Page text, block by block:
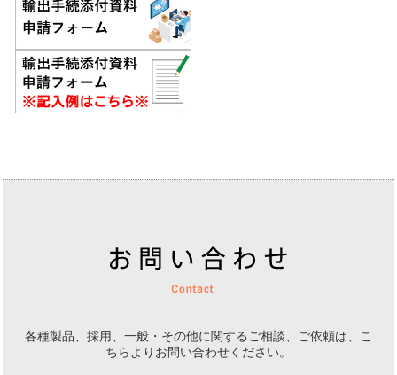
各種製品、採用、一般・その他に関するご相談、ご依頼は、
こ
ちらよりお問い合わせください。